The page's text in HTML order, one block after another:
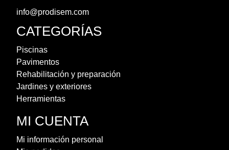
info@prodisem.com
CATEGORÍAS
Piscinas
Pavimentos
Rehabilitación y preparación
Jardines y exteriores
Herramientas
MI CUENTA
Mi información personal